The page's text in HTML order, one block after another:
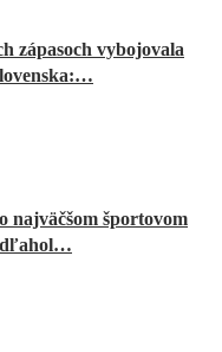
zápasoch vybojovala
najväčšom športovom